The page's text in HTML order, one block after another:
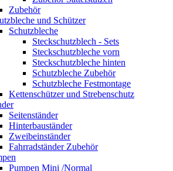
Zubehör
und Schützer
Schutzbleche
Steckschutzblech - Sets
Steckschutzbleche vorn
Steckschutzbleche hinten
Schutzbleche Zubehör
Schutzbleche Festmontage
Kettenschützer und Strebenschutz
Seitenständer
Hinterbauständer
Zweibeinständer
Fahrradständer Zubehör
Pumpen Mini /Normal